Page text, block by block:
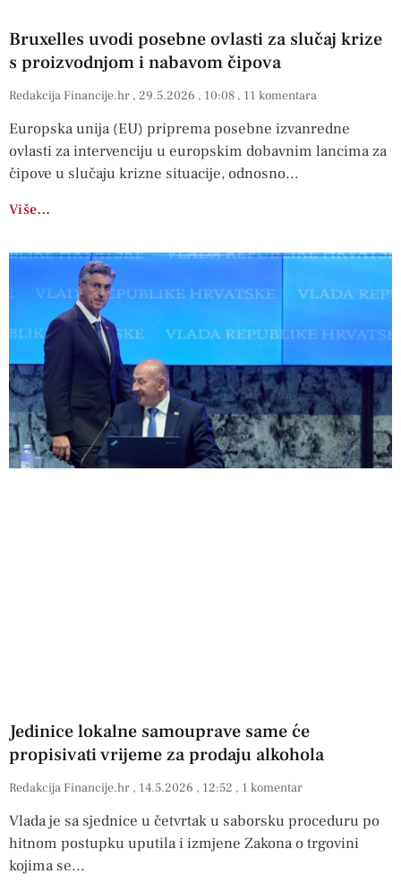
Bruxelles uvodi posebne ovlasti za slučaj krize
s proizvodnjom i nabavom čipova
Redakcija Financije.hr 29.5.2026 10:08 11 komentara
Europska unija (EU) priprema posebne izvanredne
ovlasti za intervenciju u europskim dobavnim lancima za
čipove u slučaju krizne situacije, odnosno
Više…
Jedinice lokalne samouprave same će
propisivati vrijeme za prodaju alkohola
Redakcija Financije.hr 14.5.2026 12:52 1 komentar
Vlada je sa sjednice u četvrtak u saborsku proceduru po
hitnom postupku uputila i izmjene Zakona o trgovini
kojima se